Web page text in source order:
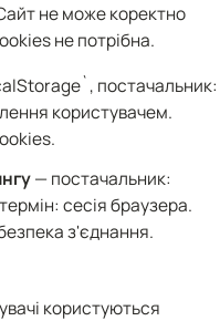
не може коректно
не потрібна.
постачальник:
користувачем.
— постачальник:
сесія браузера.
з'єднання.
користуються